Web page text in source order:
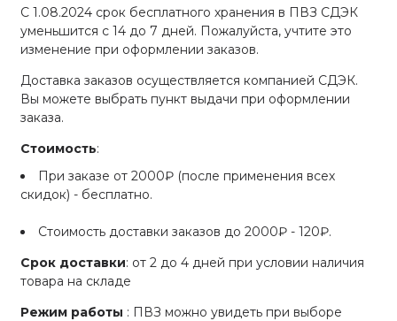
С 1.08.2024 срок бесплатного хранения в ПВЗ СДЭК
уменьшится с 14 до 7 дней. Пожалуйста, учтите это
изменение при оформлении заказов.
Доставка заказов осуществляется компанией СДЭК.
Вы можете выбрать пункт выдачи при оформлении
заказа.
Стоимость:
При заказе от 2000₽ (после применения всех
скидок) - бесплатно.
Стоимость доставки заказов до 2000₽ - 120₽.
Срок доставки: от 2 до 4 дней при условии наличия
товара на складе
Режим работы : ПВЗ можно увидеть при выборе